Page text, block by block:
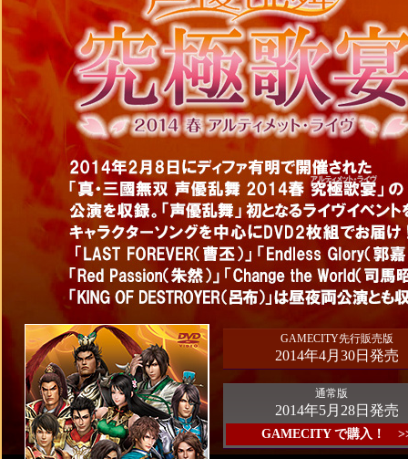
GAMECITY先行販売版
2014年4月30日発売
通常版
2014年5月28日発売
GAMECITY で購入！